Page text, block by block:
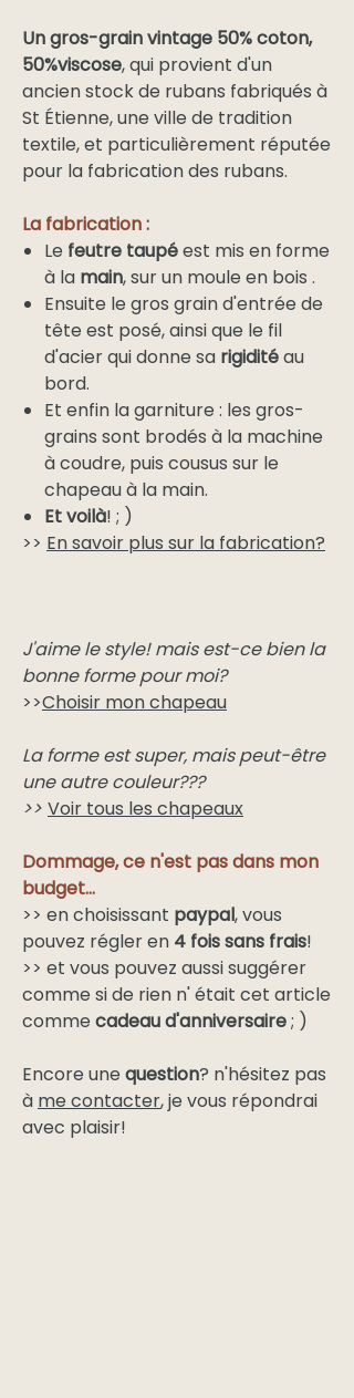
Un gros-grain vintage 50% coton,
50%viscose, qui provient d'un
ancien stock de rubans fabriqués à
St Étienne, une ville de tradition
textile, et particulièrement réputée
pour la fabrication des rubans.
La fabrication :
Le feutre taupéest mis en forme
à la main, sur un moule en bois .
Ensuite le gros grain d'entrée de
tête est posé, ainsi que le fil
d'acier qui donne sa rigiditéau
bord.
Et enfin la garniture : les gros-
grains sont brodés à la machine
à coudre, puis cousus sur le
chapeau à la main.
Et voilà! ; )
>> En savoir plus sur la fabrication?
J'aime le style! mais est-ce bien la
bonne forme pour moi?
>>Choisir mon chapeau
La forme est super, mais peut-être
une autre couleur???
>> Voir tous les chapeaux
Dommage, ce n'est pas dans mon
budget...
>> en choisissant paypal, vous
pouvez régler en 4 fois sans frais!
>> et vous pouvez aussi suggérer
comme si de rien n' était cet article
comme cadeau d'anniversaire; )
Encore une question? n'hésitez pas
à me contacter, je vous répondrai
avec plaisir!